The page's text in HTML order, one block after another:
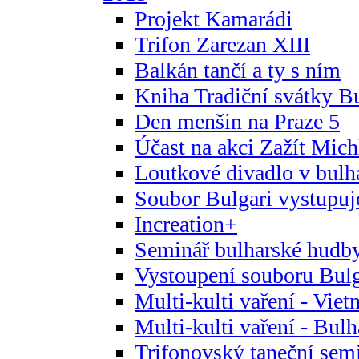
Projekt Kamarádi
Trifon Zarezan XIII
Balkán tančí a ty s ním
Kniha Tradiční svátky
Den menšin na Praze 5
Účast na akci Zažít
Loutkové divadlo v
Soubor Bulgari
Increation+
Seminář bulharské
Vystoupení souboru
Multi-kulti vaření -
Multi-kulti vaření -
Trifonovský taneční